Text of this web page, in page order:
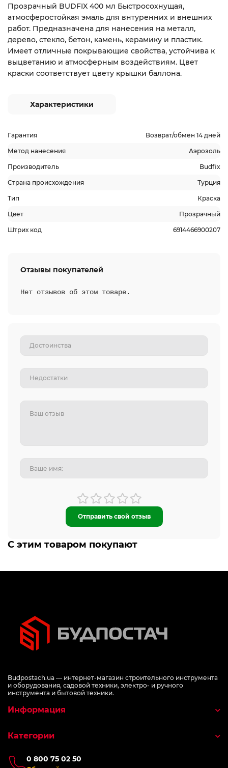
Прозрачный BUDFIX 400 мл Быстросохнущая,
атмосферостойкая эмаль для внтуренних и внешних
работ. Предназначена для нанесения на металл,
дерево, стекло, бетон, камень, керамику и пластик.
Имеет отличные покрывающие свойства, устойчива к
выцветанию и атмосферным воздействиям. Цвет
краски соответствует цвету крышки баллона.
Характеристики
Гарантия Возврат/обмен 14 дней
Метод нанесения Аэрозоль
Производитель Budfix
Страна происхождения Турция
Тип Краска
Цвет Прозрачный
Штрих код 6914466900207
Отзывы покупателей
Нет отзывов об этом товаре.
Отправить свой отзыв
С этим товаром покупают
Budpostach.ua — интернет-магазин строительного инструмента
и оборудования, садовой техники, электро- и ручного
инструмента и бытовой техники.
0 800 75 02 50
Информация
Категории